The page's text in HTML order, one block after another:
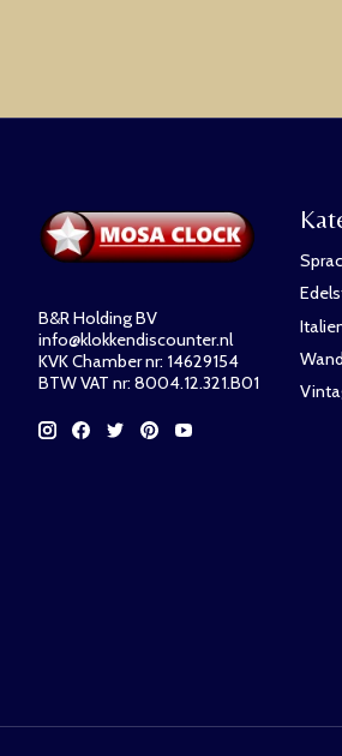
B&R Holding BV
info@klokkendiscounter.nl
KVK Chamber nr: 14629154
BTW VAT nr: 8004.12.321.B01